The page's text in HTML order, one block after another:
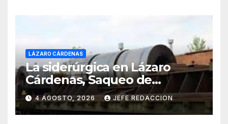
LÁZARO CÁRDENAS
La siderúrgica en Lázaro
Cárdenas, Saqueo de
Recursos Naturales a Cambio
de Miseria
4 AGOSTO, 2026 JEFE REDACCION